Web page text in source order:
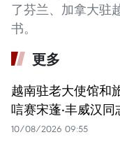
了芬兰、加拿大驻
书。
更多
越南驻老大使馆和
唁赛宋蓬·丰威汉同
10/08/2026 09:55